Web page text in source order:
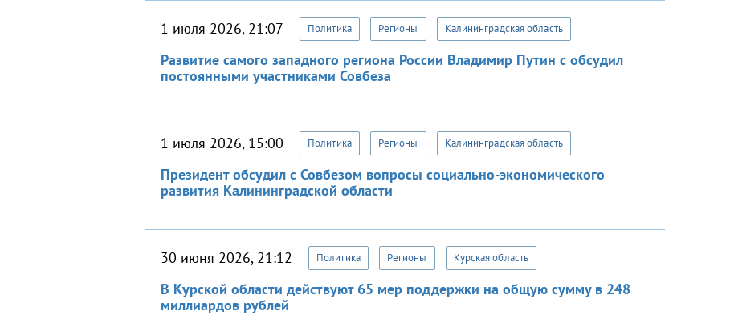
1 июля 2026, 21:07 Политика Регионы Калининградская область
Развитие самого западного региона России Владимир Путин с обсудил
постоянными участниками Совбеза
1 июля 2026, 15:00 Политика Регионы Калининградская область
Президент обсудил с Совбезом вопросы социально-экономического
развития Калининградской области
30 июня 2026, 21:12 Политика Регионы Курская область
В Курской области действуют 65 мер поддержки на общую сумму в 248
миллиардов рублей